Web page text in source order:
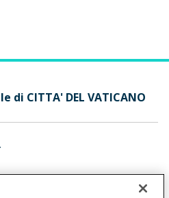
di CITTA' DEL VATICANO
ROMA (RM)